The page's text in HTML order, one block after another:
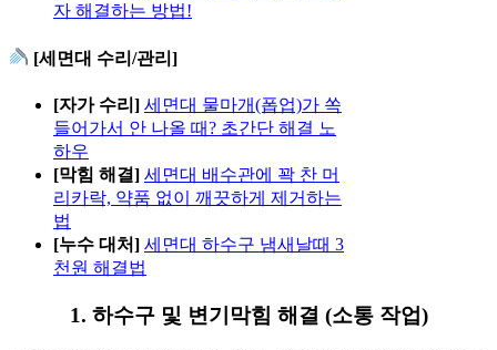
자 해결하는 방법!
[세면대 수리/관리]
[자가 수리] 세면대 물마개(폽업)가 쏙
들어가서 안 나올 때? 초간단 해결 노
하우
[막힘 해결] 세면대 배수관에 꽉 찬 머
리카락, 약품 없이 깨끗하게 제거하는
법
[누수 대처] 세면대 하수구 냄새날때 3
천원 해결법
1. 하수구 및 변기막힘 해결 (소통 작업)